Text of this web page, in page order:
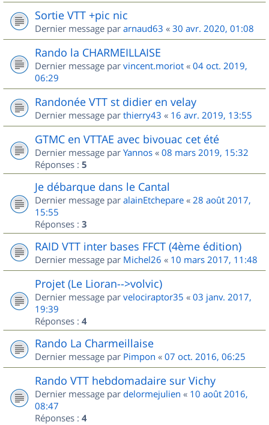
Sortie VTT +pic nic
Dernier message par arnaud63 « 30 avr. 2020, 01:08
Rando la CHARMEILLAISE
Dernier message par vincent.moriot « 04 oct. 2019,
06:29
Randonée VTT st didier en velay
Dernier message par thierry43 « 16 avr. 2019, 13:55
GTMC en VTTAE avec bivouac cet été
Dernier message par Yannos « 08 mars 2019, 15:32
Réponses : 5
Je débarque dans le Cantal
Dernier message par alainEtchepare « 28 août 2017,
15:55
Réponses : 3
RAID VTT inter bases FFCT (4ème édition)
Dernier message par Michel26 « 10 mars 2017, 11:48
Projet (Le Lioran-->volvic)
Dernier message par velociraptor35 « 03 janv. 2017,
19:39
Réponses : 4
Rando La Charmeillaise
Dernier message par Pimpon « 07 oct. 2016, 06:25
Rando VTT hebdomadaire sur Vichy
Dernier message par delormejulien « 10 août 2016,
08:47
Réponses : 4